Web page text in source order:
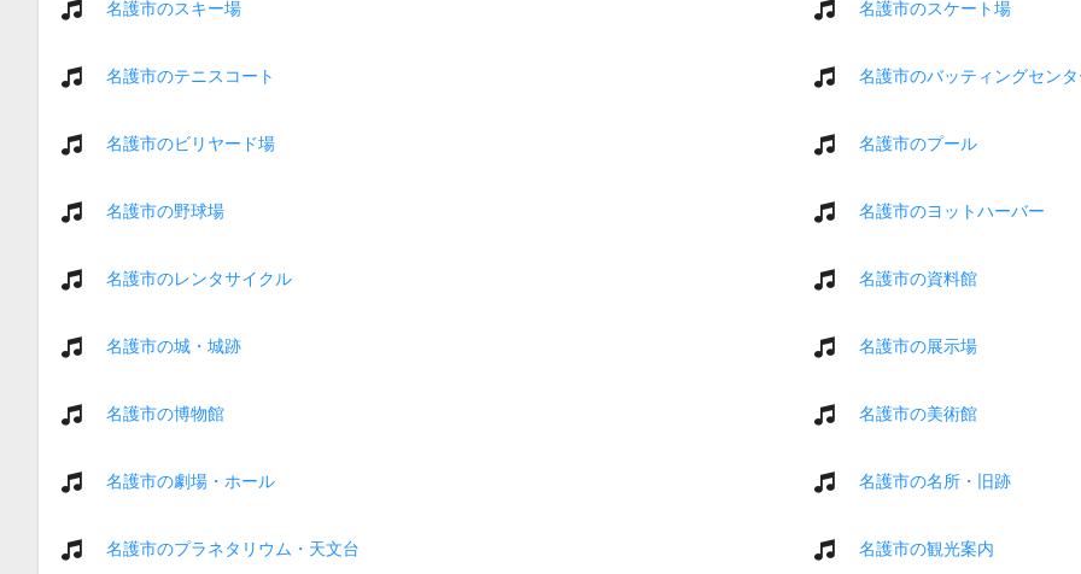
名護市のスキー場 名護市のスケート場
名護市のテニスコート 名護市のバッティングセン
名護市のビリヤード場 名護市のプール
名護市の野球場 名護市のヨットハーバー
名護市のレンタサイクル 名護市の資料館
名護市の城・城跡 名護市の展示場
名護市の博物館 名護市の美術館
名護市の劇場・ホール 名護市の名所・旧跡
名護市のプラネタリウム・天文台 名護市の観光案内